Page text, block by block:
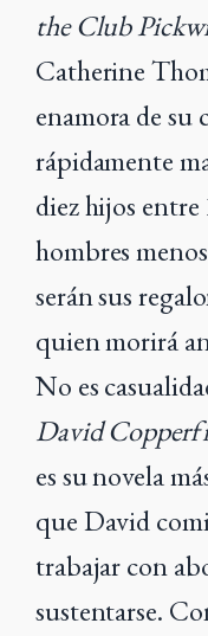
the Club
Catherine
enamora de su
rápidamente
diez hijos
hombres
serán sus
quien morirá
No es
David
es su novela
que David
trabajar con
sustentarse.